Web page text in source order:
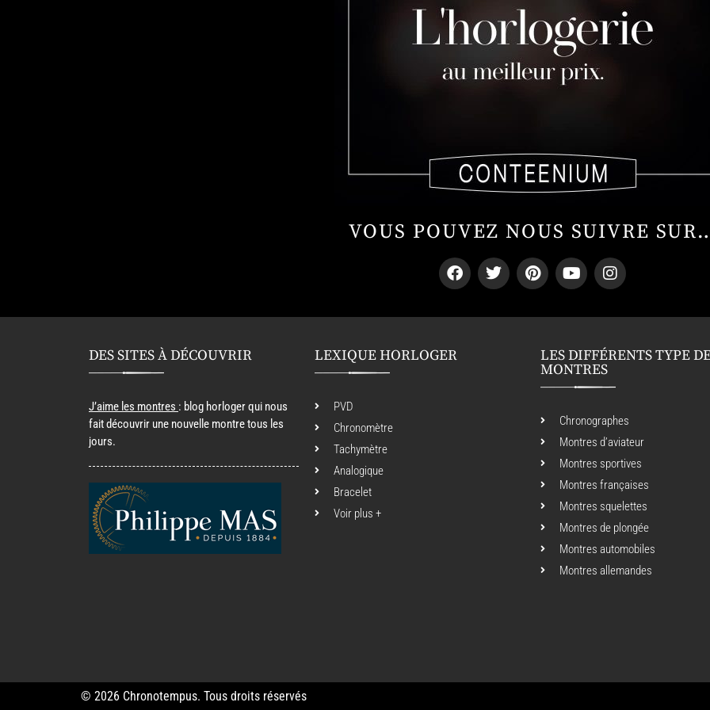
VOUS POUVEZ NOUS SUIVRE
DES SITES À DÉCOUVRIR
J’aime les montres : blog horloger qui nous
fait découvrir une nouvelle montre tous les
jours.
LEXIQUE HORLOGER
PVD
Chronomètre
Tachymètre
Analogique
Bracelet
Voir plus +
LES DIFFÉRENTS TYPE
MONTRES
Chronographes
Montres d’aviateur
Montres sportives
Montres françaises
Montres squelettes
Montres de plongée
Montres automobiles
Montres allemandes
© 2026 Chronotempus. Tous droits réservés